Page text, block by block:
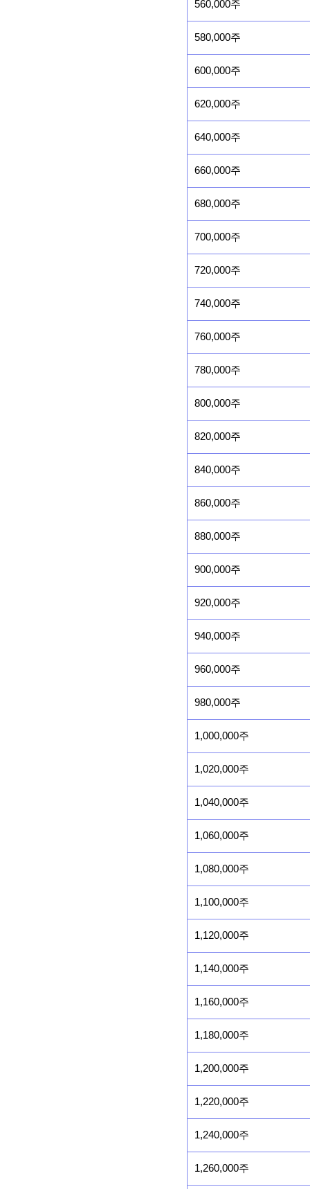
560,000주
580,000주
600,000주
620,000주
640,000주
660,000주
680,000주
700,000주
720,000주
740,000주
760,000주
780,000주
800,000주
820,000주
840,000주
860,000주
880,000주
900,000주
920,000주
940,000주
960,000주
980,000주
1,000,000주
1,020,000주
1,040,000주
1,060,000주
1,080,000주
1,100,000주
1,120,000주
1,140,000주
1,160,000주
1,180,000주
1,200,000주
1,220,000주
1,240,000주
1,260,000주